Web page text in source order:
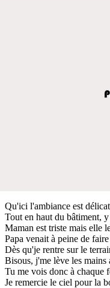
Qu'ici l'ambiance est
Tout en haut du bâtiment,
Maman est triste mais elle
Papa venait à peine de
Dès qu'je rentre sur le
Bisous, j'me lève les
Tu me vois donc à chaque
Je remercie le ciel pour la